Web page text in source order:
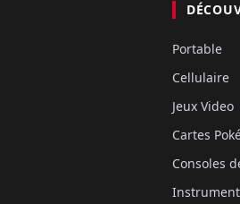
Portable
Cellulaire
Jeux Video
Cartes
Consoles